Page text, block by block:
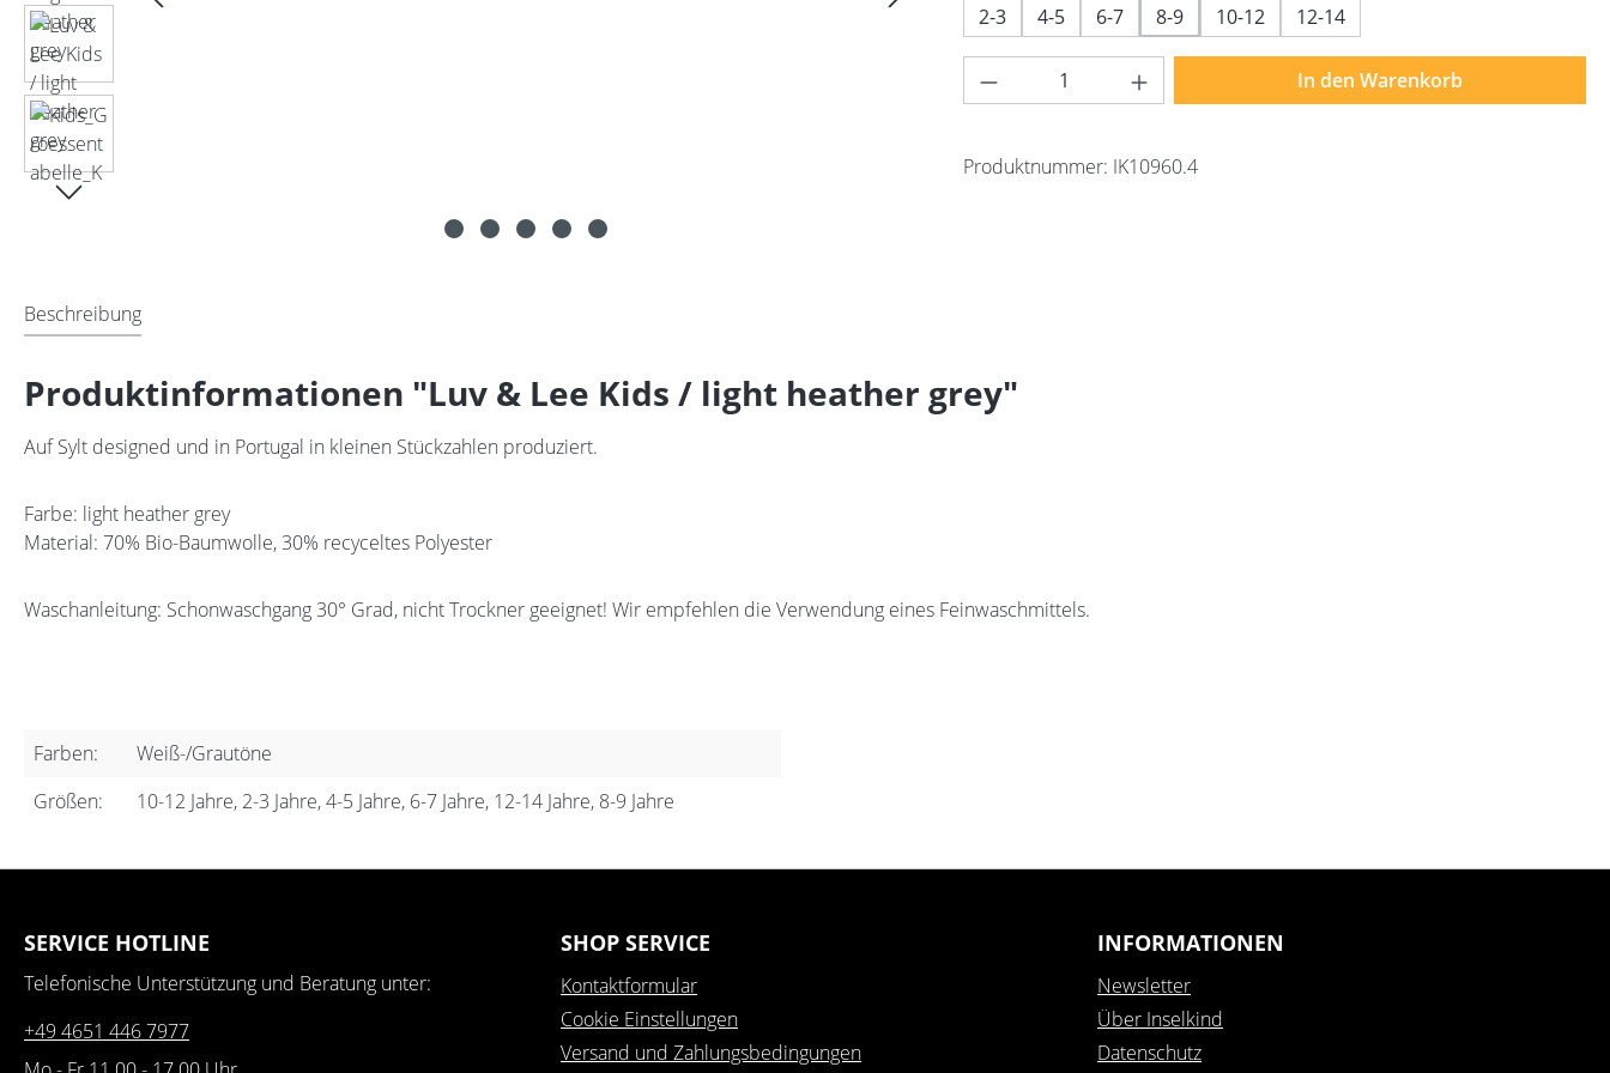
2-3
4-5 6-7 8-9 10-12 12-14
Produkt Anzahl: Gib den gewünschten Wert ein
In den Warenkorb
Produktnummer: IK10960.4
Beschreibung
Produktinformationen "Luv & Lee Kids / light heather grey"
Auf Sylt designed und in Portugal in kleinen Stückzahlen produziert.
Farbe: light heather grey
Material: 70% Bio-Baumwolle, 30% recyceltes Polyester
Waschanleitung: Schonwaschgang 30° Grad, nicht Trockner geeignet! Wir empfehlen die Verwendung eines Feinwaschmittels.
Farben:
Weiß-/Grautöne
Größen:
10-12 Jahre, 2-3 Jahre, 4-5 Jahre, 6-7 Jahre, 12-14 Jahre, 8-9 Jahre
SERVICE HOTLINE
Telefonische Unterstützung und Beratung unter:
+49 4651 446 7977
SHOP SERVICE
Kontaktformular
Cookie Einstellungen
Versand und Zahlungsbedingungen
INFORMATIONEN
Newsletter
Über Inselkind
Datenschutz